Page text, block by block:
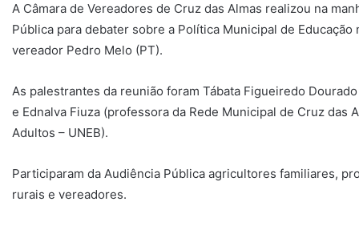
A Câmara de Vereadores de Cruz das Almas realizou na
Pública para debater sobre a Política Municipal de
vereador Pedro Melo (PT).
As palestrantes da reunião foram Tábata Figueiredo
e Ednalva Fiuza (professora da Rede Municipal de Cruz das
Adultos – UNEB).
Participaram da Audiência Pública agricultores familiares,
rurais e vereadores.